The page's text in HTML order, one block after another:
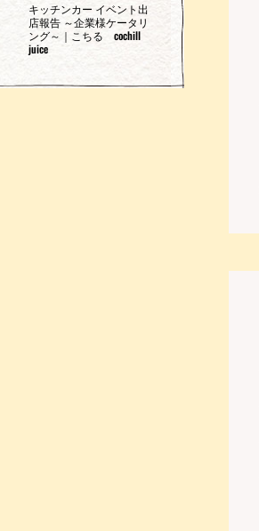
キッチンカー イベント出
店報告 ～企業様ケータリ
ング～｜こちる cochill
juice